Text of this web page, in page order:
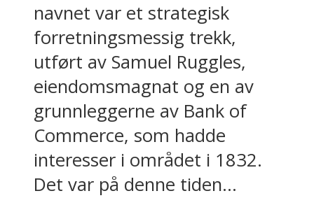
navnet var et strategisk
forretningsmessig trekk,
utført av Samuel Ruggles,
eiendomsmagnat og en av
grunnleggerne av Bank of
Commerce, som hadde
interesser i området i 1832.
Det var på denne tiden...